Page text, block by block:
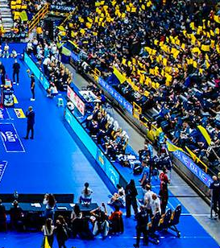
grandi
e farlo con altruismo
alla nostra causa e ci
e i 65 anni. Si può
verde gratuito 800.310.611
www.fidasverona.it